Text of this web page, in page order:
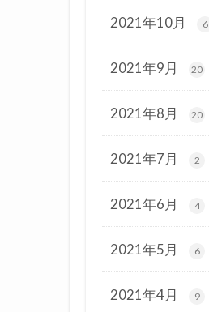
2021年10月 6
2021年9月 20
2021年8月 20
2021年7月 2
2021年6月 4
2021年5月 6
2021年4月 9